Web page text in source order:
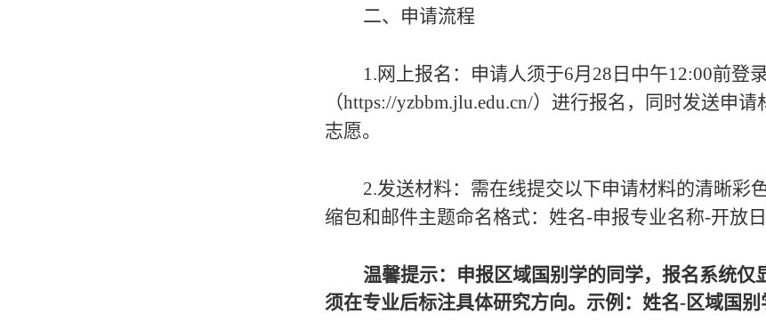
二、申请流程
1.网上报名：申请人须于6月28日中午12:00前登
（https://yzbbm.jlu.edu.cn/）进行报名，同时发送申
志愿。
2.发送材料：需在线提交以下申请材料的清晰彩
缩包和邮件主题命名格式：姓名-申报专业名称-开放日
温馨提示：申报区域国别学的同学，报名系统仅
须在专业后标注具体研究方向。示例：姓名-区域国